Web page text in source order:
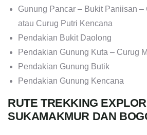
Gunung Pancar – Bukit Paniisan
atau Curug Putri Kencana
Pendakian Bukit Daolong
Pendakian Gunung Kuta – Curug
Pendakian Gunung Butik
Pendakian Gunung Kencana
RUTE TREKKING
SUKAMAKMUR DAN